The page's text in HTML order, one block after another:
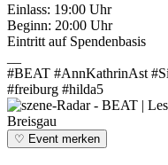
Einlass: 19:00 Uhr
Beginn: 20:00 Uhr
Eintritt auf Spendenbasis
#BEAT #AnnKathrinAst
#freiburg #hilda5
♡ Event merken